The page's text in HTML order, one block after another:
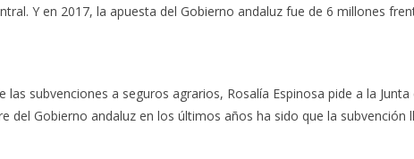
Y en 2017, la apuesta del Gobierno andaluz fue de 6 millones
las subvenciones a seguros agrarios, Rosalía Espinosa pide a la
del Gobierno andaluz en los últimos años ha sido que la